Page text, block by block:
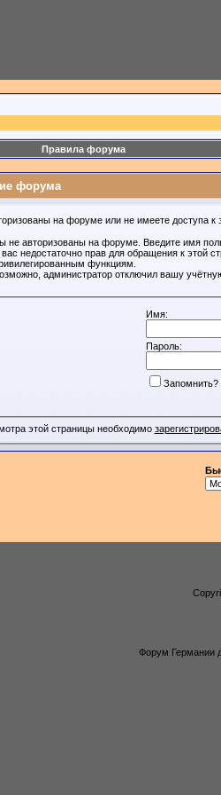
Правила форума
форума
на форуме или не имеете доступа к
не авторизованы на форуме. Введите имя
недостаточно прав для обращения к этой
функциям.
администратор отключил вашу
Имя:
Пароль:
Запомнить?
этой страницы необходимо
Форум Германии